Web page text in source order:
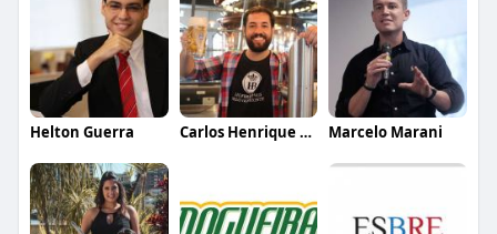
Helton Guerra Carlos Henrique de Faria Vasconcelos Marcelo Marani